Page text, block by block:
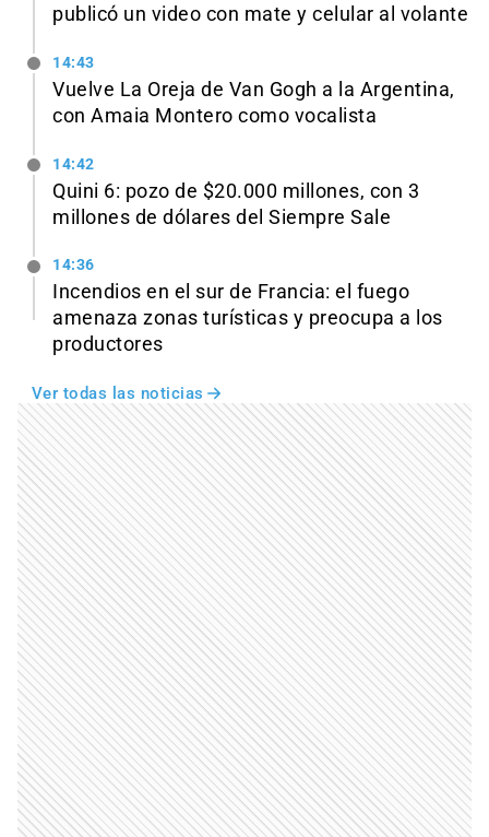
publicó un video con mate y celular al volante
14:43
Vuelve La Oreja de Van Gogh a la Argentina,
con Amaia Montero como vocalista
14:42
Quini 6: pozo de $20.000 millones, con 3
millones de dólares del Siempre Sale
14:36
Incendios en el sur de Francia: el fuego
amenaza zonas turísticas y preocupa a los
productores
Ver todas las noticias